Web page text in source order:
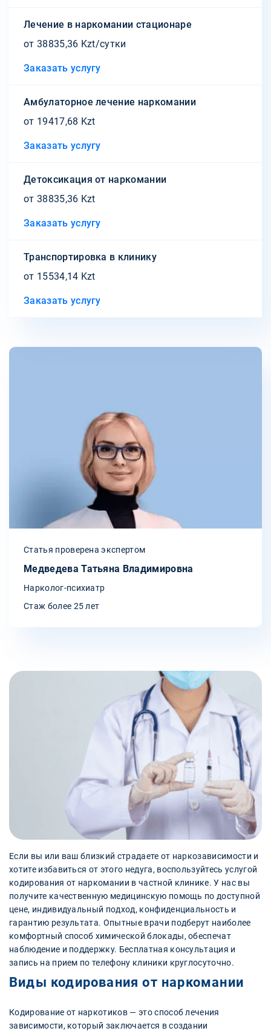
Лечение в наркомании стационаре
от 38835,36 Kzt/сутки
Заказать услугу
Амбулаторное лечение наркомании
от 19417,68 Kzt
Заказать услугу
Детоксикация от наркомании
от 38835,36 Kzt
Заказать услугу
Транспортировка в клинику
от 15534,14 Kzt
Заказать услугу
Статья проверена экспертом
Медведева Татьяна Владимировна
Нарколог-психиатр
Стаж более 25 лет
Если вы или ваш близкий страдаете от наркозависимости и
хотите избавиться от этого недуга, воспользуйтесь услугой
кодирования от наркомании в частной клинике. У нас вы
получите качественную медицинскую помощь по доступной
цене, индивидуальный подход, конфиденциальность и
гарантию результата. Опытные врачи подберут наиболее
комфортный способ химической блокады, обеспечат
наблюдение и поддержку. Бесплатная консультация и
запись на прием по телефону клиники круглосуточно.
Виды кодирования от наркомании
Кодирование от наркотиков — это способ лечения
зависимости, который заключается в создании